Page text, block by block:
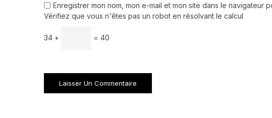
Enregistrer mon nom, mon e-mail et mon site dans le navigateur
Vérifiez que vous n'êtes pas un robot en résolvant le calcul
34 + = 40